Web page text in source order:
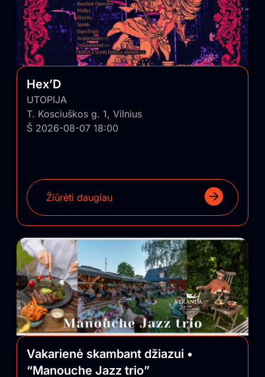
projekto tikslų – grąžinti turinio viršenybę prieš
vartojimą. Kitas tikslas – suburti bendruomenę, kurios
pagalba panašūs nekomerciniai projektai būtų
sugrąžinti ir įskiepyti į Lietuvos regionus.
Hex’D
UTOPIJA
T. Kosciuškos g. 1, Vilnius
Š 2026-08-07 18:00
Žiūrėti daugiau
Vakarienė skambant džiazui •
“Manouche Jazz trio”